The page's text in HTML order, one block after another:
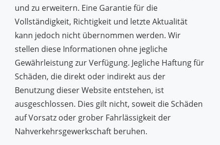
und zu erweitern. Eine Garantie für die
Vollständigkeit, Richtigkeit und letzte Aktualität
kann jedoch nicht übernommen werden. Wir
stellen diese Informationen ohne jegliche
Gewährleistung zur Verfügung. Jegliche Haftung für
Schäden, die direkt oder indirekt aus der
Benutzung dieser Website entstehen, ist
ausgeschlossen. Dies gilt nicht, soweit die Schäden
auf Vorsatz oder grober Fahrlässigkeit der
Nahverkehrsgewerkschaft beruhen.